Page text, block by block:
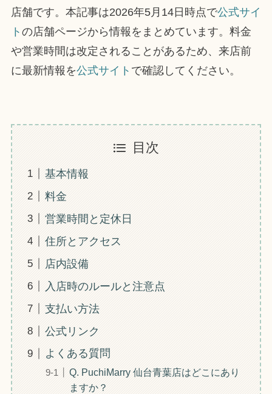
店舗です。本記事は2026年5月14日時点で公式サイ
ト の店舗ページから情報をまとめています。料金
や営業時間は改定されることがあるため、来店前
に最新情報を公式サイト で確認してください。
目次
基本情報
料金
営業時間と定休日
住所とアクセス
店内設備
入店時のルールと注意点
支払い方法
公式リンク
よくある質問
Q. PuchiMarry 仙台青葉店はどこにあり
ますか？